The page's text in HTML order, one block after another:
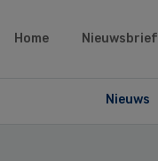
Home Nieuwsbrief
Nieuws